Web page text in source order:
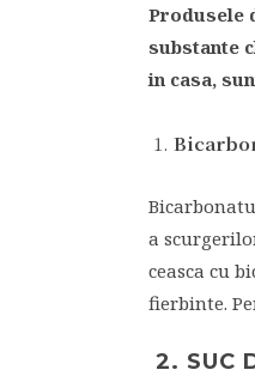
Produsele
substante
in casa,
a
ceasca cu
fierbinte.
2. SUC